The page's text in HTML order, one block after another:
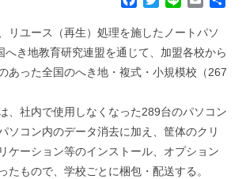
c
e
o
k
i
t
e
n
e
a
i
リユース（再生）処理を施したノートパソ
へき地教育研究連盟を通じて、加盟各校から
あった全国のへき地・複式・小規模校（267
、社内で使用しなくなった289台のパソコン
ソコン内のデータ消去に加え、筐体のクリ
ケーション等のインストール、オプション
たもので、学校ごとに梱包・配送する。